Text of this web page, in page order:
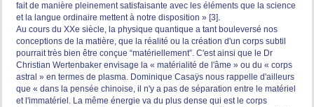
fait de manière pleinement satisfaisante avec les éléments que la science
et la langue ordinaire mettent à notre disposition » [3].
Au cours du XXe siècle, la physique quantique a tant bouleversé nos
conceptions de la matière, que la réalité ou la création d'un corps subtil
pourrait très bien être conçue “matériellement”. C'est ainsi que le Dr
Christian Wertenbaker envisage la « matérialité de l'âme » ou du « corps
astral » en termes de plasma. Dominique Casaÿs nous rappelle d'ailleurs
que « dans la pensée chinoise, il n'y a pas de séparation entre le matériel
et l'immatériel. La même énergie va du plus dense qui est le corps